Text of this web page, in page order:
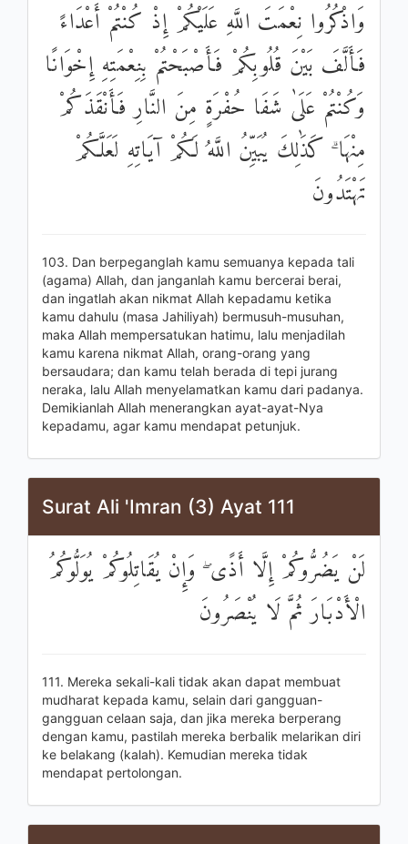
وَاذْكُرُوا نِعْمَتَ اللَّهِ عَلَيْكُمْ إِذْ كُنْتُمْ أَعْدَاءً
فَأَلَّفَ بَيْنَ قُلُوبِكُمْ فَأَصْبَحْتُمْ بِنِعْمَتِهِ إِخْوَانًا
وَكُنْتُمْ عَلَىٰ شَفَا حُفْرَةٍ مِنَ النَّارِ فَأَنْقَذَكُمْ
مِنْهَا ۗ كَذَٰلِكَ يُبَيِّنُ اللَّهُ لَكُمْ آيَاتِهِ لَعَلَّكُمْ
تَهْتَدُونَ
103. Dan berpeganglah kamu semuanya kepada tali
(agama) Allah, dan janganlah kamu bercerai berai,
dan ingatlah akan nikmat Allah kepadamu ketika
kamu dahulu (masa Jahiliyah) bermusuh-musuhan,
maka Allah mempersatukan hatimu, lalu menjadilah
kamu karena nikmat Allah, orang-orang yang
bersaudara; dan kamu telah berada di tepi jurang
neraka, lalu Allah menyelamatkan kamu dari padanya.
Demikianlah Allah menerangkan ayat-ayat-Nya
kepadamu, agar kamu mendapat petunjuk.
Surat Ali 'Imran (3) Ayat 111
لَنْ يَضُرُّوكُمْ إِلَّا أَذًى ۖ وَإِنْ يُقَاتِلُوكُمْ يُوَلُّوكُمُ
الْأَدْبَارَ ثُمَّ لَا يُنْصَرُونَ
111. Mereka sekali-kali tidak akan dapat membuat
mudharat kepada kamu, selain dari gangguan-
gangguan celaan saja, dan jika mereka berperang
dengan kamu, pastilah mereka berbalik melarikan diri
ke belakang (kalah). Kemudian mereka tidak
mendapat pertolongan.